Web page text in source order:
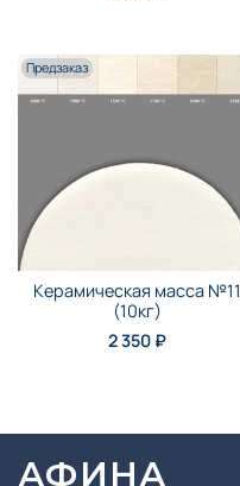
Предзаказ
Керамическая масса №11
(10кг)
2 350 ₽
АФИНА